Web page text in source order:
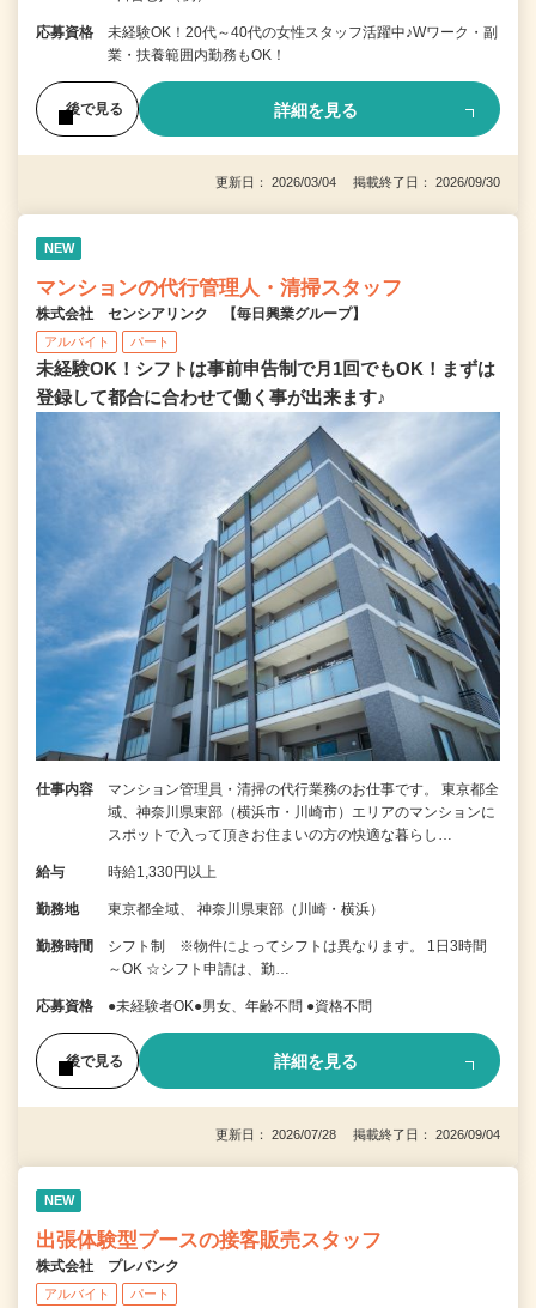
応募資格
未経験OK！20代～40代の女性スタッフ活躍中♪Wワーク・副
業・扶養範囲内勤務もOK！
後で見る 詳細を見る
更新日： 2026/03/04 掲載終了日： 2026/09/30
NEW
マンションの代行管理人・清掃スタッフ
株式会社 センシアリンク 【毎日興業グループ】
アルバイト パート
未経験OK！シフトは事前申告制で月1回でもOK！まずは
登録して都合に合わせて働く事が出来ます♪
仕事内容
マンション管理員・清掃の代行業務のお仕事です。 東京都全
域、神奈川県東部（横浜市・川崎市）エリアのマンションに
スポットで入って頂きお住まいの方の快適な暮らし…
給与 時給1,330円以上
勤務地 東京都全域、 神奈川県東部（川崎・横浜）
勤務時間
シフト制 ※物件によってシフトは異なります。 1日3時間
～OK ☆シフト申請は、勤…
応募資格 ●未経験者OK●男女、年齢不問 ●資格不問
後で見る 詳細を見る
更新日： 2026/07/28 掲載終了日： 2026/09/04
NEW
出張体験型ブースの接客販売スタッフ
株式会社 プレバンク
アルバイト パート